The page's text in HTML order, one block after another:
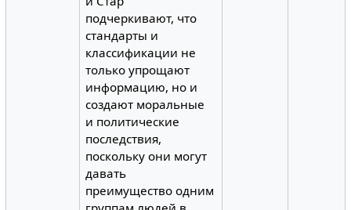
подчеркивают, что
стандарты и
классификации не
только упрощают
информацию, но и
создают моральные
и политические
последствия,
поскольку они могут
давать
преимущество одним